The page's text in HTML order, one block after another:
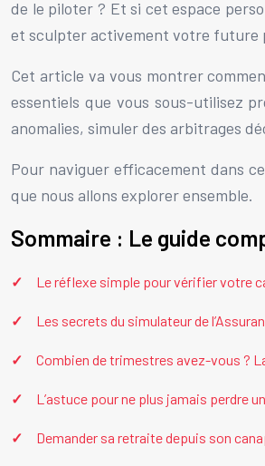
de le piloter ? Et si cet espace
et sculpter activement votre future
Cet article va vous montrer
essentiels que vous sous-utilisez
anomalies, simuler des arbitrages
Pour naviguer efficacement dans
que nous allons explorer ensemble.
Sommaire : Le guide
Le réflexe simple pour vérifier votre
Les secrets du simulateur de
Combien de trimestres avez-vous ?
L’astuce pour ne plus jamais perdre
Demander sa retraite depuis son